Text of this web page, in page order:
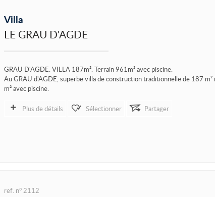
Villa
LE GRAU D'AGDE
GRAU D'AGDE. VILLA 187m². Terrain 961m² avec piscine.
Au GRAU d'AGDE, superbe villa de construction traditionnelle de 187
m² avec piscine.
Plus de détails
Sélectionner Partager
ref. n° 2112